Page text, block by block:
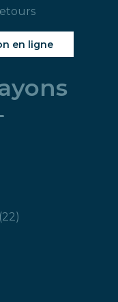
en ligne
2222